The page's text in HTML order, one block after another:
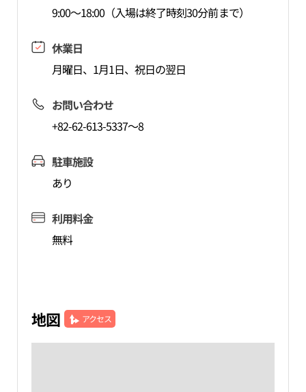
9:00～18:00（入場は終了時刻30分前まで）
休業日
月曜日、1月1日、祝日の翌日
お問い合わせ
+82-62-613-5337～8
駐車施設
あり
利用料金
無料
地図 アクセス